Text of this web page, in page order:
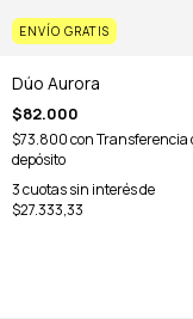
ENVÍO GRATIS
Dúo Aurora
$82.000
$73.800conTransferencia
depósito
3cuotas sin interés de
$27.333,33